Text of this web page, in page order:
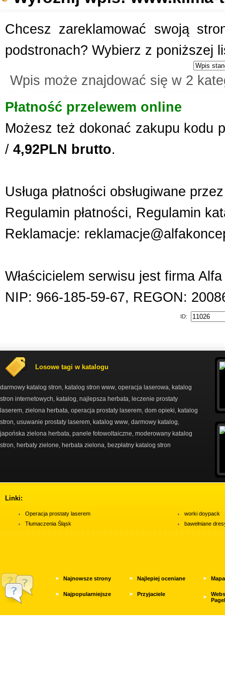
Chcesz zareklamować swoją
podstronach? Wybierz z poniższej
Wpis może znajdować się w 2
Płatność przelewem online
Możesz też dokonać zakupu kodu
/ 4,92PLN brutto.
Usługa płatności obsługiwane
Regulamin płatności, Regulamin
Reklamacje:
Właścicielem serwisu jest firma
NIP: 966-185-59-67, REGON:
ID:
Losowe tagi w katalogu
darmowy katalog stron katalog stron www operacja laserowa katalog
stron internetowych
katalog najlepsza herbata
leczenie prostaty
laserem zielona herbata operacja prostaty laserem dom opieki
katalog
stron usuwanie prostaty laserem katalog www darmowy katalog
japońska zielona herbata panele fotowoltaiczne moderowany katalog
stron
herbaty zielone herbata zielona bezpłatny katalog stron
Linki:
Operacja prostaty laserem
Tłumaczenia Śląsk
worki doypack
bawełniane
Najnowsze strony Najlepiej oceniane
Najpopularniejsze Przyjaciele